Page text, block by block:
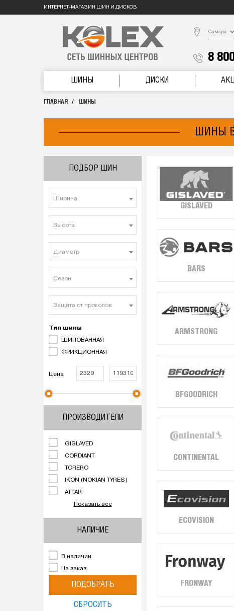
ИНТЕРНЕТ-МАГАЗИН ШИН И ДИСКОВ
Самара
8
ШИНЫ ДИСКИ
ГЛАВНАЯ ШИНЫ
ШИНЫ
ПОДБОР ШИН
Ширина
Высота
Диаметр
Сезон
Защита от проколов
Тип шины
ШИПОВАННАЯ
ФРИКЦИОННАЯ
Цена
ПРОИЗВОДИТЕЛИ
GISLAVED
CORDIANT
TORERO
IKON (NOKIAN TYRES)
ATTAR
Показать все
НАЛИЧИЕ
В наличии
На заказ
ПОДОБРАТЬ
СБРОСИТЬ
GISLAVED
BARS
ARMSTRONG
BFGOODRICH
CONTINENTAL
ECOVISION
FRONWAY